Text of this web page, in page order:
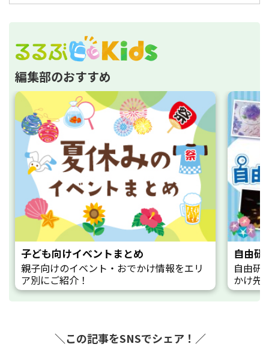
編集部のおすすめ
子ども向けイベントまとめ
親子向けのイベント・おでかけ情報をエリ
ア別にご紹介！
自由研
自由研
かけ先
＼この記事をSNSでシェア！／